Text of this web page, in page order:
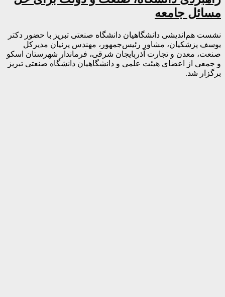
مسائل جامعه
نشست هم‌اندیشی دانشگاهیان دانشگاه صنعتی تبریز با حضور دکتر
یوسف پزشکیان، مشاور رئیس‌جمهور، مهندس پرنیان مدیرکل
صنعت، معدن و تجارت آذربایجان شرقی، فرماندار شهرستان اسکو
و جمعی از اعضای هیئت علمی و دانشگاهیان دانشگاه صنعتی تبریز
برگزار شد.